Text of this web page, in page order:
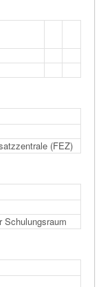
(FEZ)
Schulungsraum